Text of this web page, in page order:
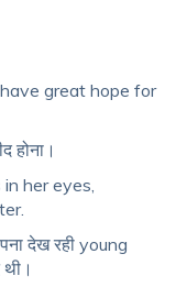
great hope for
होना।
her eyes,
रही young